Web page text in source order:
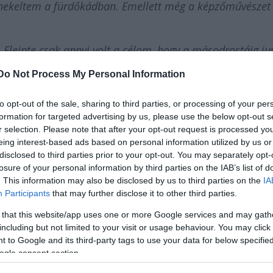
Not Process My Personal Information
opt-out of the sale, sharing to third parties, or processing of your
for targeted advertising by us, please use the below opt-out
selection. Please note that after your opt-out request is processed
interest-based ads based on personal information utilized by us
to third parties prior to your opt-out. You may separately
of your personal information by third parties on the IAB’s list of
This information may also be disclosed by us to third parties on the
Participants that may further disclose it to other third parties.
that this website/app uses one or more Google services and may
but not limited to your visit or usage behaviour. You may
to Google and its third-party tags to use your data for below
consent section.
a fürdőkádban. Emellett még a képzőművészet
csak annyi volt a célom, hogy a másodrostáig
annak minimum zseniálisnak kell lennie és mindent
nem élveztem a színészetet – a zenélést viszont
darabokban játszottam, viszont amikor a Bárka
szerepeket kaptam – ekkor éreztem, hogy
Úgy döntöttem, nem fogok várni, míg zenés darabban
zenei világot, amire szükségem van” - mesélte